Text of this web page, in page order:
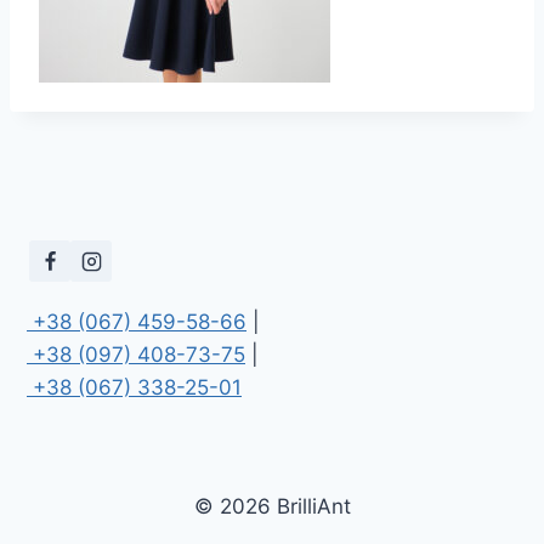
+38 (067) 459-58-66
+38 (097) 408-73-75
+38 (067) 338-25-01
© 2026 BrilliAnt